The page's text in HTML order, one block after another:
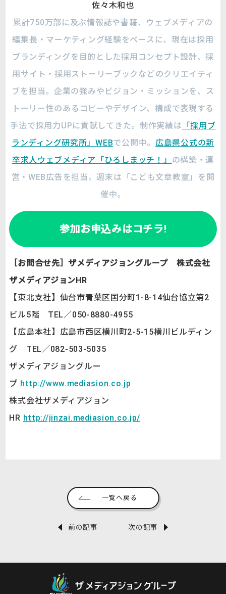
佐々木和也
累計750万部に及ぶ情報誌や書籍、ウェブメディアの
編集長・マーケティング経験をベースに、現在は採用
ブランディングを目的とした採用コンセプト設計、採
用サイト・採用ストーリーブックなどのクリエイティ
ブを担当。企業の強みやビジョン・ミッションを、ス
トーリー性のあるコピーやデザイン、構成で表現する
手法で採用力UPに貢献してきた。制作実績は 「採用ブ
ランディング研究所」WEBで公開中。 広島県公式の新
卒求人ウェブメディア「ひろしまッチ！」 の構築・運
営・WEB広告を担当。週末は「こども文章教室」を開
催中。
参加お申込みはコチラ!
［お問合せ先］ザメディアジョングループ 株式会社
ザメディアジョンHR
【東北支社】仙台市青葉区国分町1-8-14仙台協立第2
ビル5階 TEL／050-8880-4955
【広島本社】広島市西区横川町2-5-15横川ビルディン
グ TEL／082-503-5035
ザメディアジョングルー
プ http://www.mediasion.co.jp
株式会社ザメディアジョン
HR http://jinzai.mediasion.co.jp/
前の記事
一覧へ戻る
次の記事